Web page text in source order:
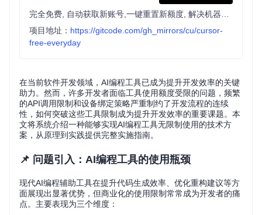
项目地址： https://gitcode.com/gh_mirrors/cu/cursor-
free-everyday
在当前软件开发领域，AI编程工具已成为提升开发效率的关键
助力。然而，许多开发者面临工具使用额度受限的问题，频繁
的API调用限制和设备绑定策略严重制约了开发流程的连续
性，如何突破这些工具限制成为提升开发效率的重要课题。本
文将系统介绍一种能够实现AI编程工具无限制使用的技术方
案，从原理到实践提供完整实施指南。
📌 问题引入：AI编程工具的使用瓶颈
现代AI编程辅助工具在提升代码生成效率、优化重构建议等方
面展现出显著优势，但商业化的使用限制常常成为开发者的痛
点。主要表现为三个维度：